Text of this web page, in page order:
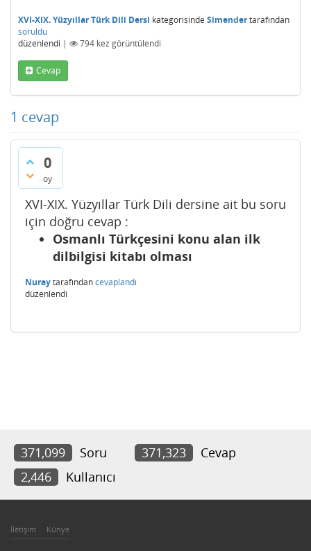
XVI-XIX. Yüzyıllar Türk Dili Dersi kategorisinde Simendertarafından
soruldu
düzenlendi | 794 kez görüntülendi
Cevap
1 cevap
0
oy
XVI-XIX. Yüzyıllar Türk Dili dersine ait bu soru
için doğru cevap :
Osmanlı Türkçesini konu alan ilk
dilbilgisi kitabı olması
Nuraytarafındancevaplandı
düzenlendi
371,099 Soru 371,323
Cevap
2,446
Kullanıcı
İletişim Künye